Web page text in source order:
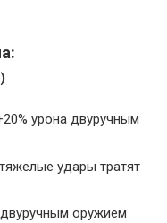
урона двуручным
удары тратят
оружием